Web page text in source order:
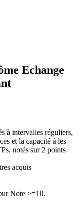
Echange
à intervalles réguliers,
et la capacité à les
notés sur 2 points
acquis
Note >=10.